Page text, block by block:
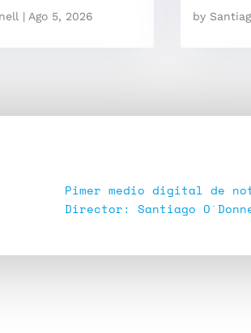
| Ago 5, 2026 by
Pimer medio digital de
Director: Santiago